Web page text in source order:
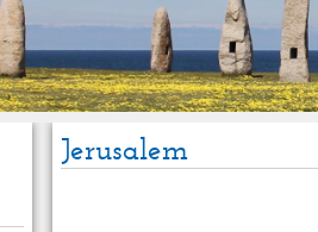
Jerusalem